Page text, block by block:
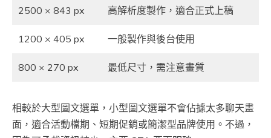
2500 × 843 px 高解析度製作，適合正式上稿
1200 × 405 px 一般製作與後台使用
800 × 270 px 最低尺寸，需注意畫質
相較於大型圖文選單，小型圖文選單不會佔據太多聊天畫
面，適合活動檔期、短期促銷或簡潔型品牌使用。不過，